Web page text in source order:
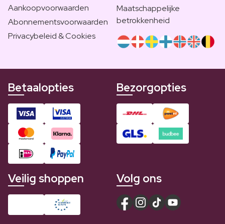
Aankoopvoorwaarden
Abonnementsvoorwaarden
Privacybeleid & Cookies
Maatschappelijke
betrokkenheid
Betaalopties Bezorgopties
Veilig shoppen Volg ons